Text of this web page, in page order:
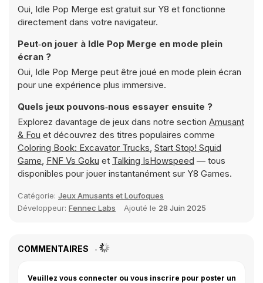
Oui, Idle Pop Merge est gratuit sur Y8 et fonctionne
directement dans votre navigateur.
Peut‑on jouer à Idle Pop Merge en mode plein
écran ?
Oui, Idle Pop Merge peut être joué en mode plein écran
pour une expérience plus immersive.
Quels jeux pouvons‑nous essayer ensuite ?
Explorez davantage de jeux dans notre section Amusant
& Fou et découvrez des titres populaires comme
Coloring Book: Excavator Trucks, Start Stop! Squid
Game, FNF Vs Goku et Talking IsHowspeed — tous
disponibles pour jouer instantanément sur Y8 Games.
Catégorie: Jeux Amusants et Loufoques
Développeur: Fennec Labs Ajouté le 28 Juin 2025
COMMENTAIRES
Veuillez vous connecter ou vous inscrire pour poster un